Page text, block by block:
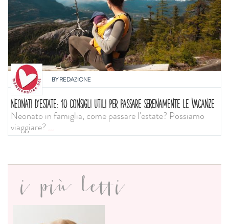
BYREDAZIONE
NEONATI D'ESTATE: 10 CONSIGLI UTILI PER PASSARE SERENAMENTE LE VACANZE
Neonato in famiglia, come passare l'estate? Possiamo
viaggiare?...
i più letti